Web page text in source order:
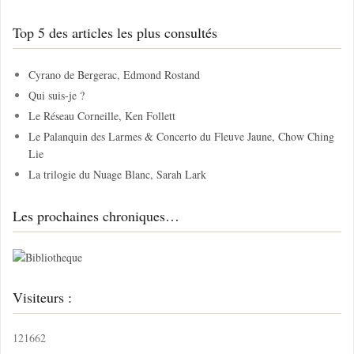
e
r
c
r
Top 5 des articles les plus consultés
Cyrano de Bergerac, Edmond Rostand
Qui suis-je ?
Le Réseau Corneille, Ken Follett
Le Palanquin des Larmes & Concerto du Fleuve Jaune, Chow Ching
Lie
La trilogie du Nuage Blanc, Sarah Lark
Les prochaines chroniques…
Visiteurs :
121662